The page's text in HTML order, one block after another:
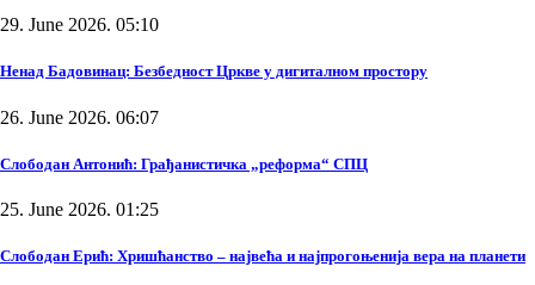
29. June 2026. 05:10
Ненад Бадовинац: Безбедност Цркве у дигиталном простору
26. June 2026. 06:07
Слободан Антонић: Грађанистичка „реформа“ СПЦ
25. June 2026. 01:25
Слободан Ерић: Хришћанство – највећа и најпрогоњенија вера на планети